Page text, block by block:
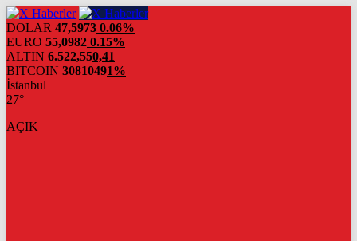
DOLAR 47,5973 0.06%
EURO 55,0982 0.15%
ALTIN 6.522,550,41
BITCOIN 30810491%
İstanbul
27°
AÇIK